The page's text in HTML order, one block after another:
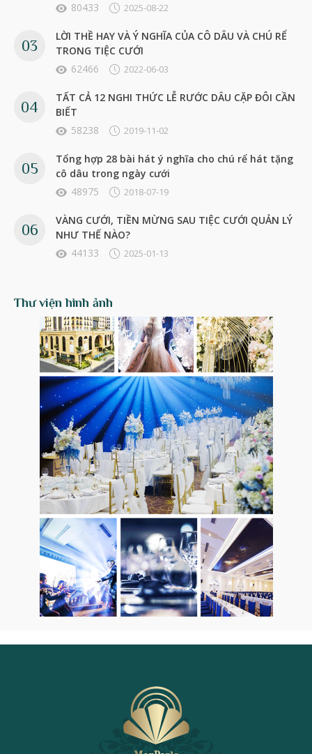
80433
2025-08-22
LỜI THỀ HAY VÀ Ý NGHĨA CỦA CÔ DÂU VÀ CHÚ RỂ
TRONG TIỆC CƯỚI
62466
2022-06-03
TẤT CẢ 12 NGHI THỨC LỄ RƯỚC DÂU CẶP ĐÔI CẦN
BIẾT
58238
2019-11-02
Tổng hợp 28 bài hát ý nghĩa cho chú rể hát tặng
cô dâu trong ngày cưới
48975
2018-07-19
VÀNG CƯỚI, TIỀN MỪNG SAU TIỆC CƯỚI QUẢN LÝ
NHƯ THẾ NÀO?
44133
2025-01-13
Thư viện hình ảnh